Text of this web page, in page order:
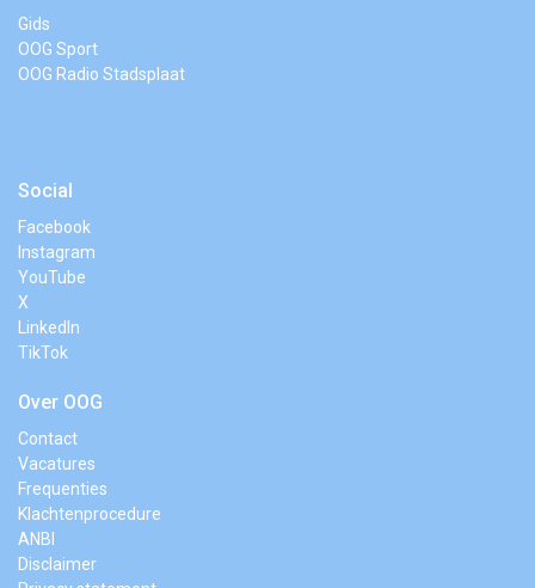
Gids
OOG Sport
OOG Radio Stadsplaat
Social
Facebook
Instagram
YouTube
X
LinkedIn
TikTok
Over OOG
Contact
Vacatures
Frequenties
Klachtenprocedure
ANBI
Disclaimer